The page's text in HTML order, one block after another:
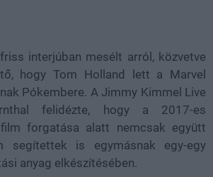
interjúban mesélt arról, közvetve
hogy Tom Holland lett a Marvel
Pókembere. A Jimmy Kimmel Live
felidézte, hogy a 2017-es
forgatása alatt nemcsak együtt
segítettek is egymásnak egy-egy
anyag elkészítésében.